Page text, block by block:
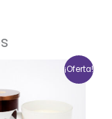
¡Oferta!
es: